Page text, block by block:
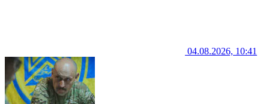
04.08.2026, 10:41